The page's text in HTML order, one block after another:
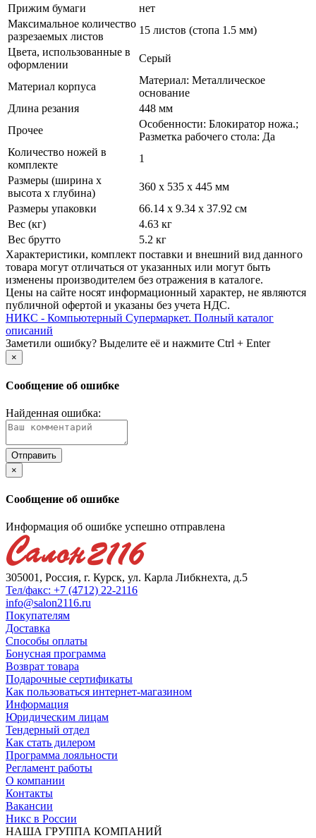
Прижим бумаги
нет
Максимальное количество
разрезаемых листов
15 листов (стопа 1.5 мм)
Цвета, использованные в
оформлении
Серый
Материал корпуса
Материал: Металлическое
основание
Длина резания
448 мм
Прочее
Особенности: Блокиратор ножа.;
Разметка рабочего стола: Да
Количество ножей в
комплекте
1
Размеры (ширина х
высота х глубина)
360 х 535 х 445 мм
Размеры упаковки
66.14 x 9.34 x 37.92 см
Вес (кг)
4.63 кг
Вес брутто
5.2 кг
Xарактеристики, комплект поставки и внешний вид данного
товара могут отличаться от указанных или могут быть
изменены производителем без отражения в каталоге.
Цены на сайте носят информационный характер, не являются
публичной офертой и указаны без учета НДС.
НИКС - Компьютерный Cупермаркет. Полный каталог
описаний
Заметили ошибку? Выделите её и нажмите Ctrl + Enter
×
Сообщение об ошибке
Найденная ошибка:
×
Сообщение об ошибке
Информация об ошибке успешно отправлена
305001, Россия, г. Курск, ул. Карла Либкнехта, д.5
Тел/факс: +7 (4712) 22-2116
info@salon2116.ru
Покупателям
Доставка
Способы оплаты
Бонусная программа
Возврат товара
Подарочные сертификаты
Как пользоваться интернет-магазином
Информация
Юридическим лицам
Тендерный отдел
Как стать дилером
Программа лояльности
Регламент работы
О компании
Контакты
Вакансии
Никс в России
НАША ГРУППА КОМПАНИЙ